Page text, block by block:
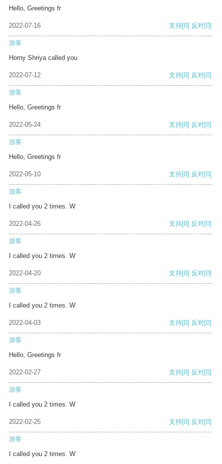
Hello, Greetings fr
2022-07-16 支持[0] 反对[0]
游客
Horny Shriya called you
2022-07-12 支持[0] 反对[0]
游客
Hello, Greetings fr
2022-05-24 支持[0] 反对[0]
游客
Hello, Greetings fr
2022-05-10 支持[0] 反对[0]
游客
I called you 2 times. W
2022-04-26 支持[0] 反对[0]
游客
I called you 2 times. W
2022-04-20 支持[0] 反对[0]
游客
I called you 2 times. W
2022-04-03 支持[0] 反对[0]
游客
Hello, Greetings fr
2022-02-27 支持[0] 反对[0]
游客
I called you 2 times. W
2022-02-25 支持[0] 反对[0]
游客
I called you 2 times. W